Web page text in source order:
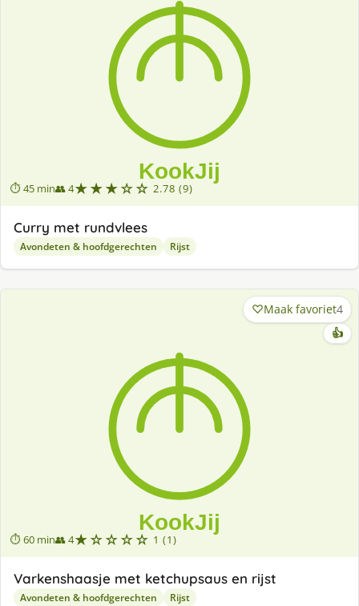
⏱ 45 min👥 4★★★☆☆ 2.78 (9)
Curry met rundvlees
Avondeten & hoofdgerechten Rijst
⏱ 60 min👥 4★☆☆☆☆ 1 (1)
Maak favoriet4
👍
Varkenshaasje met ketchupsaus en rijst
Avondeten & hoofdgerechten Rijst